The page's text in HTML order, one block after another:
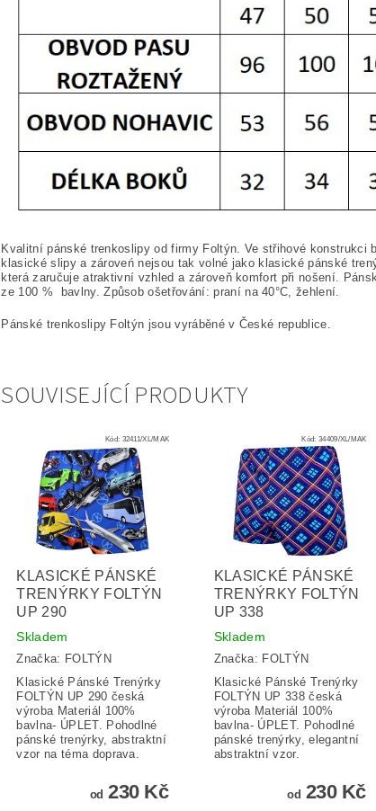
Kvalitní pánské trenkoslipy od firmy Foltýn. Ve střihové
klasické slipy a zároveń nejsou tak volné jako klasické pánské
která zaručuje atraktivní vzhled a zároveň komfort při nošení.
ze 100 % bavlny. Způsob ošetřování: praní na 40°C, žehlení.
Pánské trenkoslipy Foltýn jsou vyráběné v České republice.
SOUVISEJÍCÍ PRODUKTY
Kód: 32411/XL/MAK
KLASICKÉ PÁNSKÉ
TRENÝRKY FOLTÝN
UP 290
Skladem
Značka: FOLTÝN
Klasické Pánské Trenýrky
FOLTÝN UP 290 česká
výroba Materiál 100%
bavlna- ÚPLET. Pohodlné
pánské trenýrky, abstraktní
vzor na téma doprava.
od 230 Kč
Kód: 34409/XL/MAK
KLASICKÉ PÁNSKÉ
TRENÝRKY FOLTÝN
UP 338
Skladem
Značka: FOLTÝN
Klasické Pánské Trenýrky
FOLTÝN UP 338 česká
výroba Materiál 100%
bavlna- ÚPLET. Pohodlné
pánské trenýrky, elegantní
abstraktní vzor.
od 230 Kč